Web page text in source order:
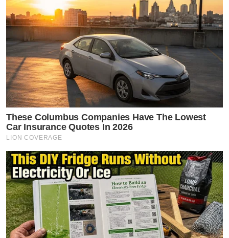
These Columbus Companies Have The Lowest
Car Insurance Quotes In 2026
LION COVERAGE